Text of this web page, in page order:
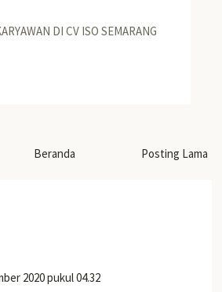
DI CV ISO SEMARANG
Posting Lama
Beranda
2020 pukul 04.32